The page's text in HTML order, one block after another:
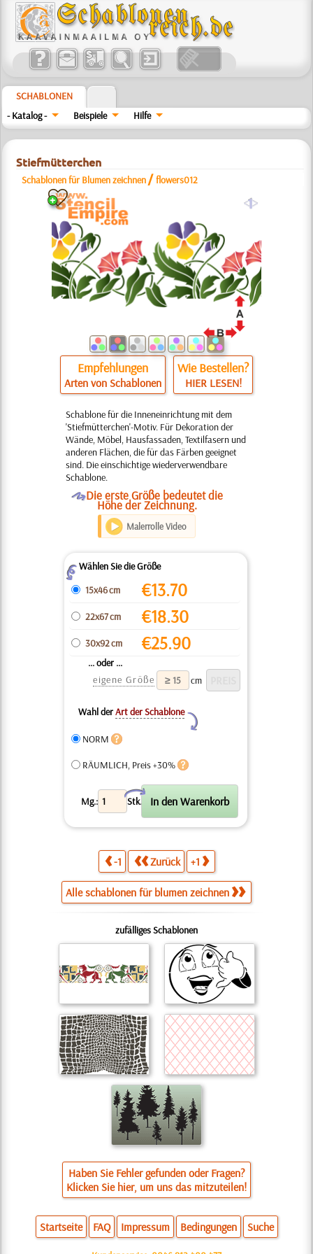
SCHABLONEN
- Katalog -
Beispiele Hilfe
Stiefmütterchen
Schablonen für Blumen zeichnen /flowers012
a
Empfehlungen
Arten von Schablonen
Wie Bestellen?
HIER LESEN!
Schablone für die Inneneinrichtung mit dem
'Stiefmütterchen'-Motiv. Für Dekoration der
Wände, Möbel, Hausfassaden, Textilfasern und
anderen Flächen, die für das Färben geeignet
sind. Die einschichtige wiederverwendbare
Schablone.
ODie erste Größe bedeutet die
Höhe der Zeichnung.
Malerrolle Video
ZWählen Sie die Größe
15x46 cm
€13.70
22x67 cm €18.30
30x92 cm €25.90
... oder ...
eigene Größe
cm
Wahl derArt der Schablone
Y
NORM
RÄUMLICH, Preis +30%
Mg.: Stk.
X
-1 Zurück +1
Alle schablonen für blumen zeichnen
zufälliges Schablonen
Haben Sie Fehler gefunden oder Fragen?
Klicken Sie hier, um uns das mitzuteilen!
Startseite FAQ Impressum Bedingungen Suche